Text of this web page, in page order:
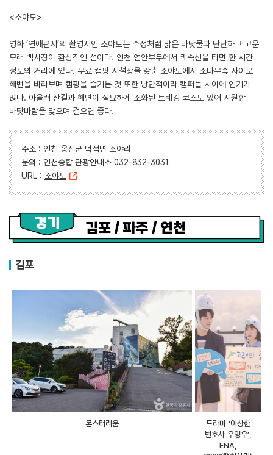
<소야도>
영화 ‘연애편지’의 촬영지인 소야도는 수정처럼 맑은 바닷물과 단단하고 고운
모래 백사장이 환상적인 섬이다. 인천 연안부두에서 쾌속선을 타면 한 시간
정도의 거리에 있다. 무료 캠핑 시설장을 갖춘 소야도에서 소나무숲 사이로
해변을 바라보며 캠핑을 즐기는 것 또한 낭만적이라 캠퍼들 사이에 인기가
많다. 아울러 산길과 해변이 절묘하게 조화된 트레킹 코스도 있어 시원한
바닷바람을 맞으며 걸으면 좋다.
주소 : 인천 옹진군 덕적면 소야리
문의 : 인천종합 관광안내소 032-832-3031
URL : 소야도
김포
몬스터리움
드라마 ‘이상한
변호사 우영우’,
ENA,